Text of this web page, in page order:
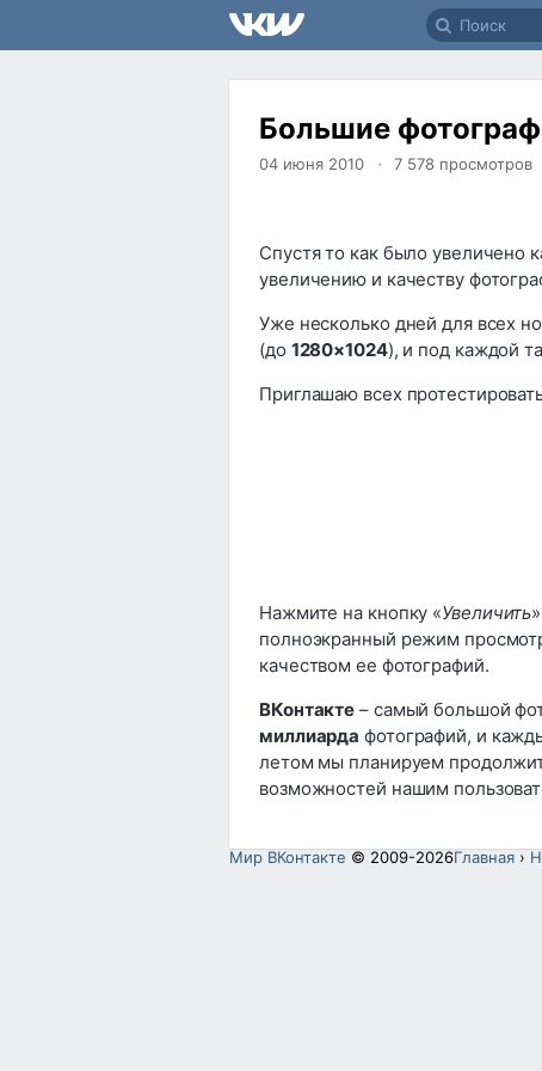
Большие
04 июня 2010 7 578 просмотров
Спустя то как было увеличено
увеличению и качеству
Уже несколько дней для всех
(до 1280×1024), и под каждой
Приглашаю всех
Нажмите на кнопку «Увеличить
полноэкранный режим
качеством ее фотографий.
ВКонтакте – самый большой
миллиарда фотографий, и
летом мы планируем
возможностей нашим
Мир ВКонтакте © 2009-2026Главная ›